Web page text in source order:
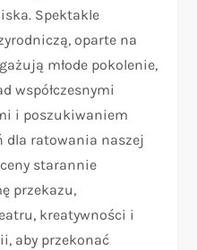
Spektakle
oparte na
młode pokolenie,
współczesnymi
i poszukiwaniem
dla ratowania naszej
starannie
przekazu,
kreatywności i
aby przekonać